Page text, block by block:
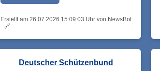
Erstellt am 26.07.2026 15:09:03 Uhr von NewsBot
🔗
Deutscher Schützenbund